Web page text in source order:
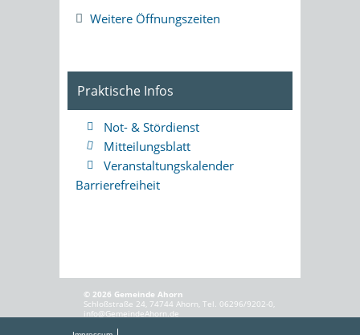
Weitere Öffnungszeiten
Praktische Infos
Not- & Stördienst
Mitteilungsblatt
Veranstaltungskalender
Barrierefreiheit
© 2026 Gemeinde Ahorn
Schloßstraße 24, 74744 Ahorn, Tel. 06296/9202-0,
info@GemeindeAhorn.de